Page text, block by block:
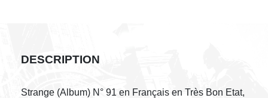
DESCRIPTION
Strange (Album) N° 91 en Français en Très Bon Etat,